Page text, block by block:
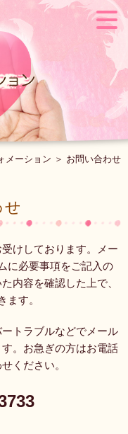
メーション ＞ お問い合わせ
けしております。メー
に必要事項をご記入の
内容を確認した上で、
ます。
トラブルなどでメール
。 お急ぎの方はお電話
ください。